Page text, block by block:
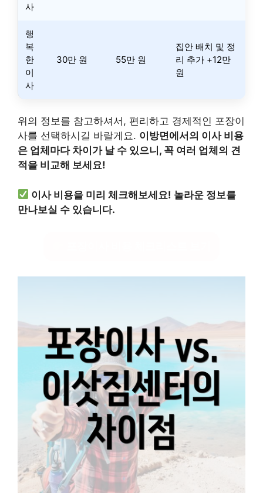
사
행
복
한
이
사
30만 원 55만 원
집안 배치 및 정
리 추가 +12만
원
위의 정보를 참고하셔서, 편리하고 경제적인 포장이
사를 선택하시길 바랄게요. 이방면에서의 이사 비용
은 업체마다 차이가 날 수 있으니, 꼭 여러 업체의 견
적을 비교해 보세요!
이사 비용을 미리 체크해보세요! 놀라운 정보를
만나보실 수 있습니다.